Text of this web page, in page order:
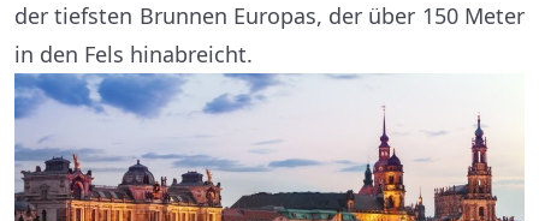
der tiefsten Brunnen Europas, der über 150 Meter
in den Fels hinabreicht.